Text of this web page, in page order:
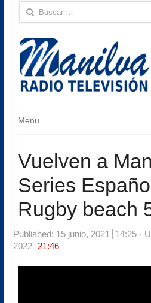
Buscar:
Menu
Menu
Vuelven a
Series
Rugby beach
Published: 15 junio, 2021 14:25
2022
21:46